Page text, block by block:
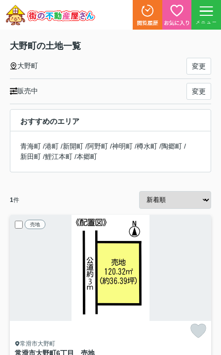
メニュー
大野町の土地一覧
大野町 変更
販売中 変更
おすすめのエリア
青海町 /港町 /新開町 /阿野町 /神明町 /樽水町 /陶郷町 /
新田町 /鯉江本町 /本郷町
1件
売地
常滑市大野町
常滑市大野町6丁目 売地